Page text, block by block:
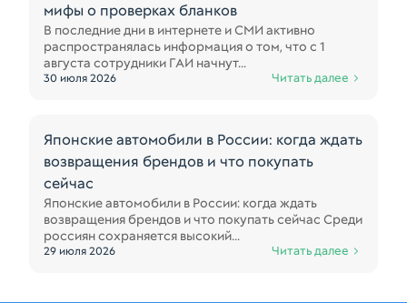
мифы о проверках бланков
В последние дни в интернете и СМИ активно
распространялась информация о том, что с 1
августа сотрудники ГАИ начнут...
30 июля 2026 Читать далее
Японские автомобили в России: когда ждать
возвращения брендов и что покупать
сейчас
Японские автомобили в России: когда ждать
возвращения брендов и что покупать сейчас Среди
россиян сохраняется высокий...
29 июля 2026 Читать далее